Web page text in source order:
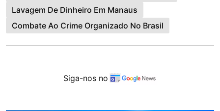
Lavagem De Dinheiro Em Manaus
Combate Ao Crime Organizado No Brasil
Siga-nos no